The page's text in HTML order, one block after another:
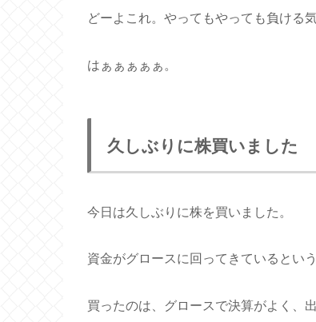
どーよこれ。やってもやっても負ける
はぁぁぁぁぁ。
久しぶりに株買いました
今日は久しぶりに株を買いました。
資金がグロースに回ってきているとい
買ったのは、グロースで決算がよく、